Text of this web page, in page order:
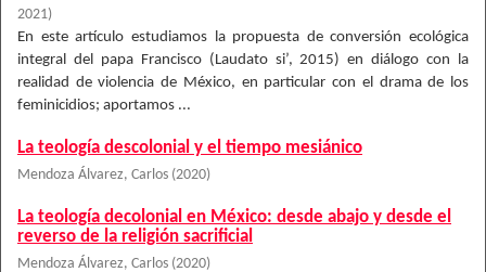
2021)
En este artículo estudiamos la propuesta de conversión ecológica
integral del papa Francisco (Laudato si’, 2015) en diálogo con la
realidad de violencia de México, en particular con el drama de los
feminicidios; aportamos ...
La teología descolonial y el tiempo mesiánico
Mendoza Álvarez, Carlos (2020)
La teología decolonial en México: desde abajo y desde el
reverso de la religión sacrificial
Mendoza Álvarez, Carlos (2020)